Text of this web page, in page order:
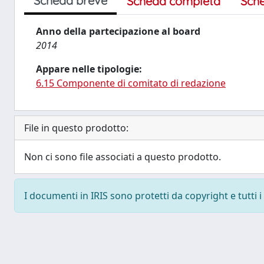
Anno della partecipazione al board
2014
Appare nelle tipologie:
6.15 Componente di comitato di redazione
File in questo prodotto:
Non ci sono file associati a questo prodotto.
I documenti in IRIS sono protetti da copyright e tutti